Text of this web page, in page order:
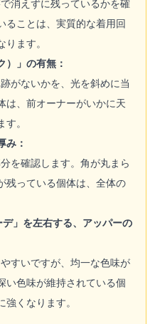
消えずに残っているかを確
ることは、実質的な着用回
ます。
）」の有無：
がないかを、光を斜めに当
は、前オーナーがいかに天
。
み：
を確認します。角が丸まら
残っている個体は、全体の
デ」を左右する、アッパーの
すいですが、均一な色味が
い色味が維持されている個
くなります。